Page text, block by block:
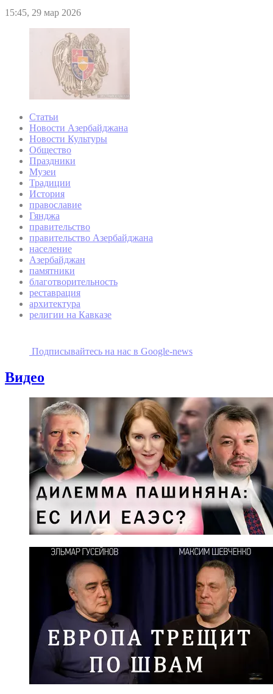
15:45, 29 мар 2026
Статьи
Новости Азербайджана
Новости Культуры
Общество
Праздники
Музеи
Традиции
История
православие
Гянджа
правительство
правительство Азербайджана
население
Азербайджан
памятники
благотворительность
реставрация
архитектура
религии на Кавказе
Подписывайтесь на наc в Google-news
Видео